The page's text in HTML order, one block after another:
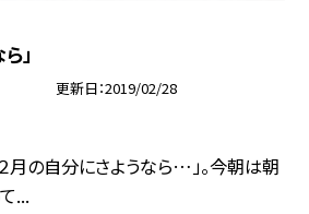
」
更新日 2019/02/28
２月の自分にさようなら…」。今朝は朝
...